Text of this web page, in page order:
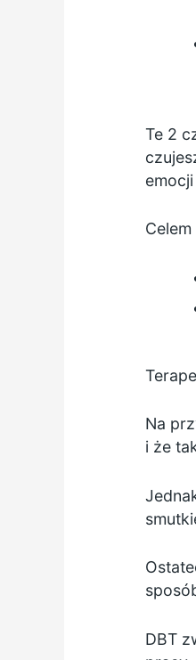
Te 2
Na
i że
DBT